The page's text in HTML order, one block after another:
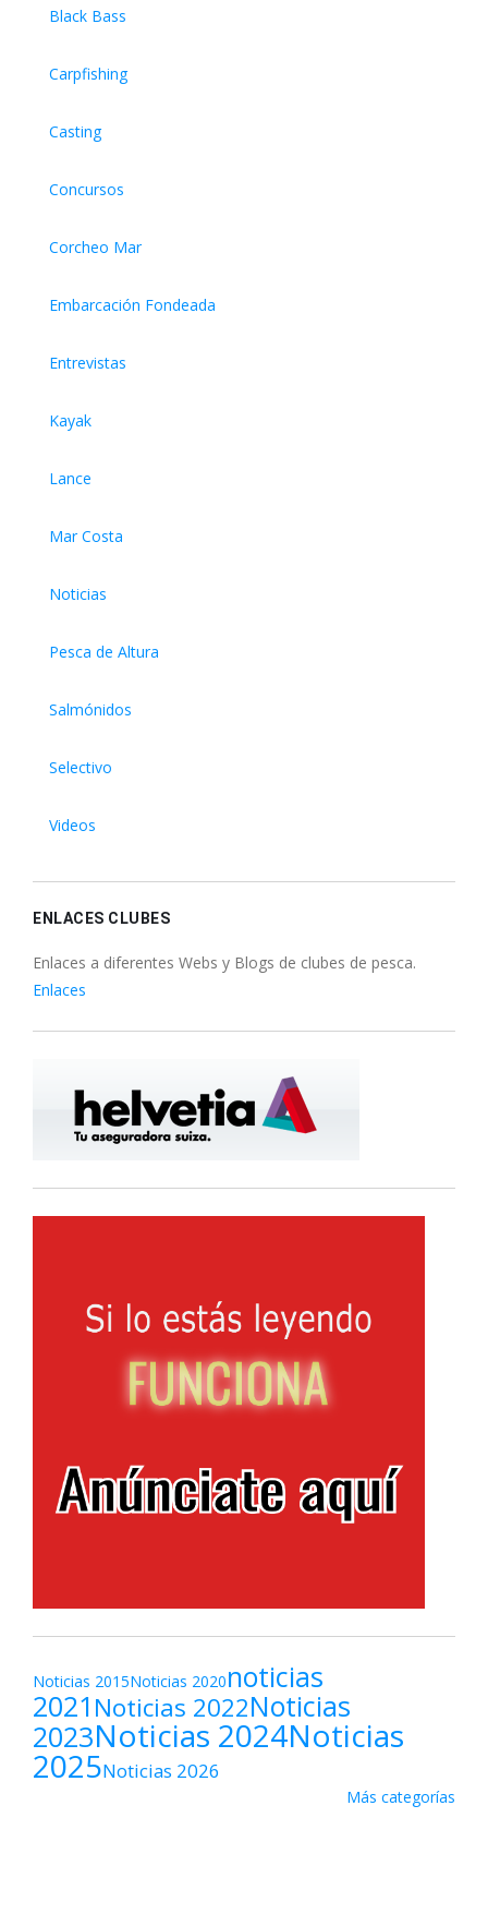
Black Bass
Carpfishing
Casting
Concursos
Corcheo Mar
Embarcación Fondeada
Entrevistas
Kayak
Lance
Mar Costa
Noticias
Pesca de Altura
Salmónidos
Selectivo
Videos
ENLACES CLUBES
Enlaces a diferentes Webs y Blogs de clubes de pesca.
Enlaces
Noticias 2015Noticias 2020noticias
2021Noticias 2022Noticias
2023Noticias 2024Noticias
2025Noticias 2026
Más categorías